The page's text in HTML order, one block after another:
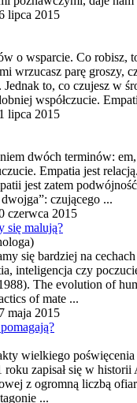
lipca 2015
o wsparcie. Co robisz,
wrzucasz parę groszy,
Jednak to, co czujesz w
współczucie.
lipca 2015
dwóch terminów:
Empatia jest
jest zatem
czującego ...
czerwca 2015
się malują?
się bardziej na
, inteligencja czy
The evolution of
of mate ...
maja 2015
wielkiego poświęcenia
roku zapisał się w
z ogromną liczbą
...